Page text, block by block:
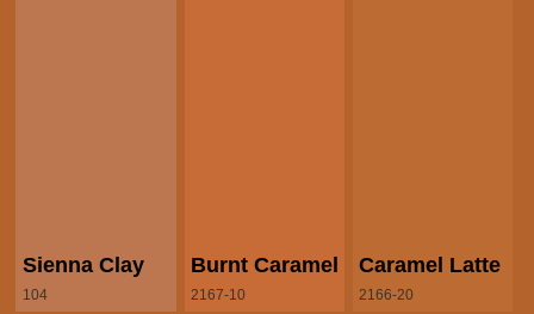
Sienna Clay
104
Burnt Caramel
2167-10
Caramel Latte
2166-20